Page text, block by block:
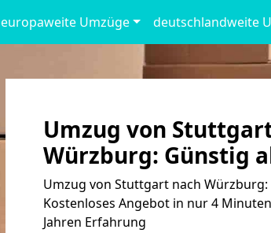
europaweite Umzüge deutschlandweite
Umzug von
Würzburg: Günstig
Umzug von Stuttgart nach Würzburg:
Kostenloses Angebot in nur 4
Jahren Erfahrung